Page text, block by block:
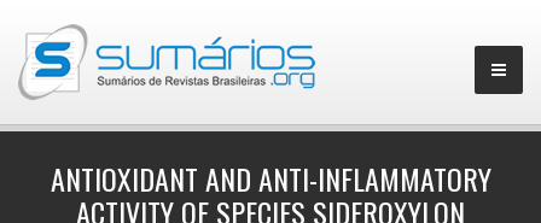
ANTIOXIDANT AND ANTI-INFLAMMATORY
ACTIVITY OF SPECIES SIDEROXYLON